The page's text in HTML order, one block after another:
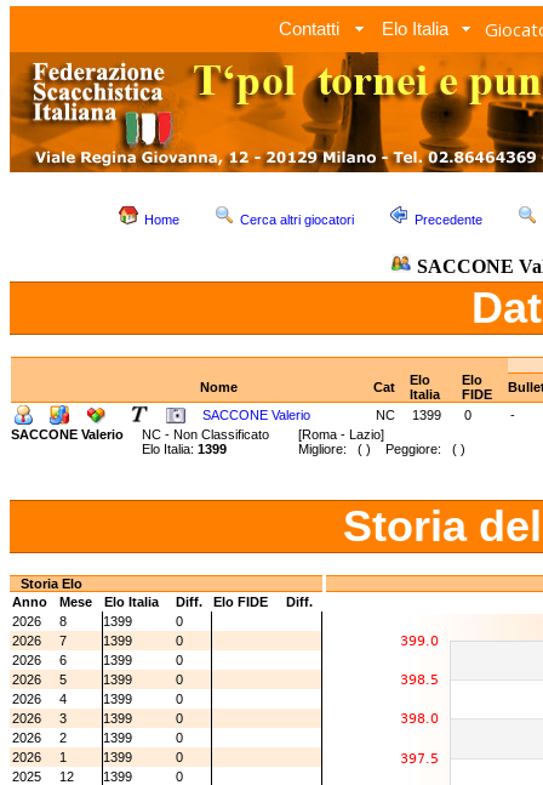
Contatti Elo Italia
Home Cerca altri giocatori Precedente
SACCONE
Nome Cat
Elo
Italia
Elo
FIDE
SACCONE Valerio
NC 1399 0
-
SACCONE Valerio
NC - Non Classificato [Roma - Lazio]
Elo Italia: 1399 Migliore: ( ) Peggiore: ( )
Storia
Storia Elo
Anno
Mese Elo Italia Diff. Elo FIDE
Diff.
2026
8 1399
0
2026
7 1399
0
2026
6 1399
0
2026
5 1399
0
2026
4 1399
0
2026
3 1399
0
2026
2 1399
0
2026
1 1399
0
2025
12 1399
0